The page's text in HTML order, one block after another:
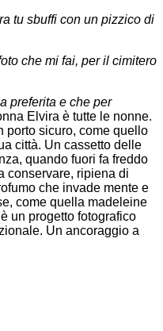
tu sbuffi con un pizzico di
che mi fai, per il cimitero
preferita e che per
Elvira è tutte le nonne.
porto sicuro, come quello
città. Un cassetto delle
quando fuori fa freddo
conservare, ripiena di
che invade mente e
come quella madeleine
un progetto fotografico
Un ancoraggio a